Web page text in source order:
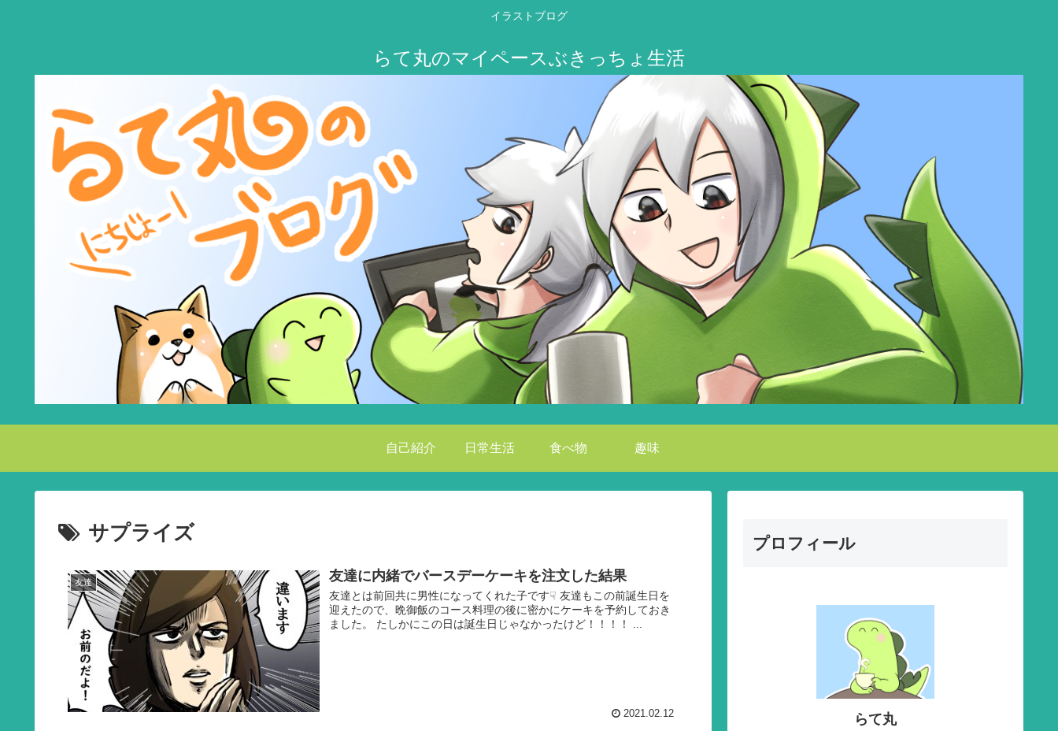
イラストブログ
自己紹介 日常生活 食べ物 趣味
サプライズ
友達 友達に内緒でバースデーケーキを注文した結果
友達とは前回共に男性になってくれた子です☟ 友達もこの前誕生日を
迎えたので、晩御飯のコース料理の後に密かにケーキを予約しておき
ました。 たしかにこの日は誕生日じゃなかったけど！！！！ ...
2021.02.12
プロフィール
らて丸